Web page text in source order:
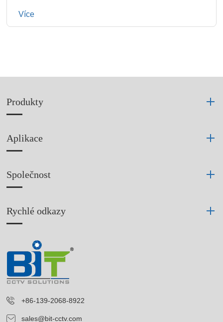
Více
Produkty
Aplikace
Společnost
Rychlé odkazy
+86-139-2068-8922
sales@bit-cctv.com